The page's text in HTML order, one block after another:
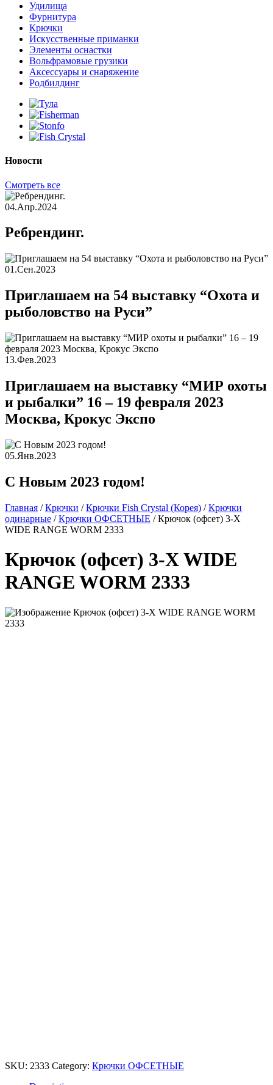
Удилища
Фурнитура
Крючки
Искусственные приманки
Элементы оснастки
Вольфрамовые грузики
Аксессуары и снаряжение
Родбилдинг
Новости
Смотреть все
04.Апр.2024
Ребрендинг.
01.Сен.2023
Приглашаем на 54 выставку “Охота и
рыболовство на Руси”
13.Фев.2023
Приглашаем на выставку “МИР охоты
и рыбалки” 16 – 19 февраля 2023
Москва, Крокус Экспо
05.Янв.2023
С Новым 2023 годом!
Главная /Крючки /Крючки Fish Crystal (Корея) /Крючки
одинарные /Крючки ОФСЕТНЫЕ /Крючок (офсет) 3-X
WIDE RANGE WORM 2333
Крючок (офсет) 3-X WIDE
RANGE WORM 2333
SKU: 2333 Category: Крючки ОФСЕТНЫЕ